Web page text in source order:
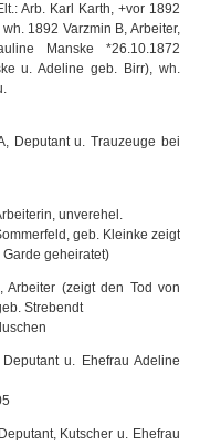
Arb. Karl Karth, +vor 1892
1892 Varzmin B, Arbeiter,
Manske *26.10.1872
u. Adeline geb. Birr), wh.
Deputant u. Trauzeuge bei
unverehel.
geb. Kleinke zeigt
geheiratet)
Arbeiter (zeigt den Tod von
Strebendt
u. Ehefrau Adeline
Kutscher u. Ehefrau